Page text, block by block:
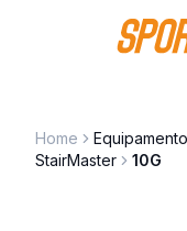
Saltar para o
Home
StairMaster
10G